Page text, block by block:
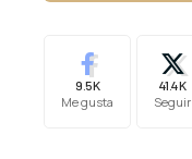
9.5K
Me gusta
41.4K
Seguir